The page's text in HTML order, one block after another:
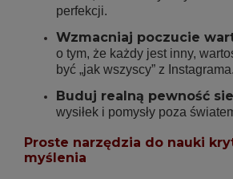
perfekcji.
Wzmacniaj poczucie
o tym, że każdy jest inny,
być „jak wszyscy” z Instagrama.
Buduj realną pewność
wysiłek i pomysły poza
Proste narzędzia do nauki
myślenia